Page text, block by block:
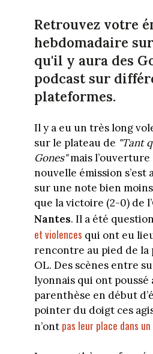
Retrouvez votre
hebdomadaire
qu'il y aura des
podcast sur
plateformes.
Il y a eu un très long
sur le plateau de "Tant
Gones"mais l’ouverture
nouvelle émission
sur une note bien
que la victoire (2-0) de l’
Nantes. Il a été
et violences qui ont eu
rencontre au pied de la
OL. Des scènes entre
lyonnais qui ont poussé
parenthèse en début
pointer du doigt ces
n’ont pas leur place dans